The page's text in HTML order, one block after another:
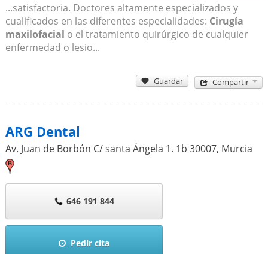
...satisfactoria. Doctores altamente especializados y
cualificados en las diferentes especialidades: Cirugía
maxilofacial o el tratamiento quirúrgico de cualquier
enfermedad o lesio...
Guardar Compartir
ARG Dental
Av. Juan de Borbón C/ santa Ángela 1. 1b 30007, Murcia
646 191 844
Pedir cita